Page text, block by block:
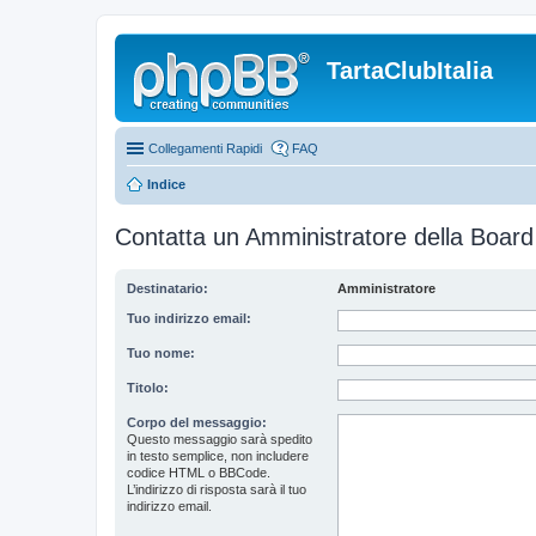
TartaClubItalia
Collegamenti Rapidi FAQ
Indice
Contatta un Amministratore della Board
Destinatario: Amministratore
Tuo indirizzo email:
Tuo nome:
Titolo:
Corpo del messaggio:
Questo messaggio sarà spedito
in testo semplice, non includere
codice HTML o BBCode.
L’indirizzo di risposta sarà il tuo
indirizzo email.